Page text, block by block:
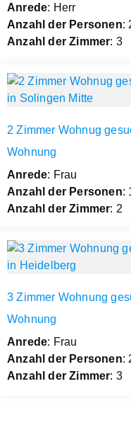
Anrede: Herr
Anzahl der Personen:
Anzahl der Zimmer: 3
2 Zimmer Wohnug
Wohnung
Anrede: Frau
Anzahl der Personen:
Anzahl der Zimmer: 2
3 Zimmer Wohnung
Wohnung
Anrede: Frau
Anzahl der Personen:
Anzahl der Zimmer: 3